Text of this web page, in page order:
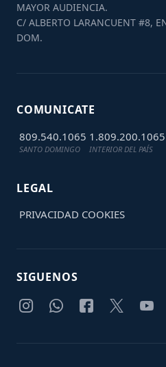
MAYOR AUDIENCIA.
C/ ALBERTO LARANCUENT #8,
DOM.
COMUNICATE
809.540.1065
SANTO DOMINGO
1.809.200.1065
INTERIOR DEL PAÍS
LEGAL
PRIVACIDAD COOKIES
SIGUENOS